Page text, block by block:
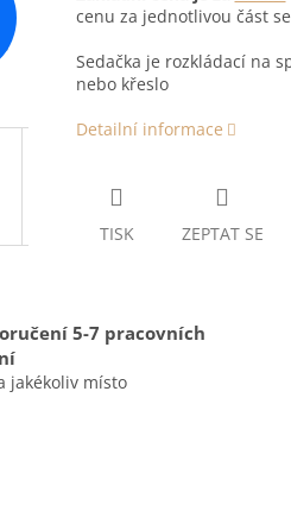
cenu za jednotlivou část
Sedačka je rozkládací na
nebo křeslo
Detailní informace
TISK ZEPTAT SE
5-7 pracovních
jakékoliv místo